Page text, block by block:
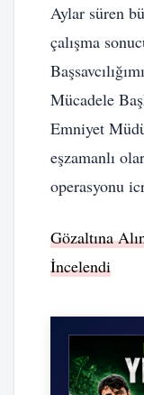
Aylar süren
çalışma
Mücadele
Emniyet
eşzamanlı
operasyonu
Gözaltına
İncelendi